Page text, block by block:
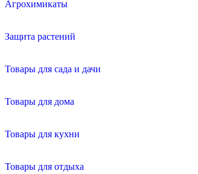
Агрохимикаты
Защита растений
Товары для сада и дачи
Товары для дома
Товары для кухни
Товары для отдыха